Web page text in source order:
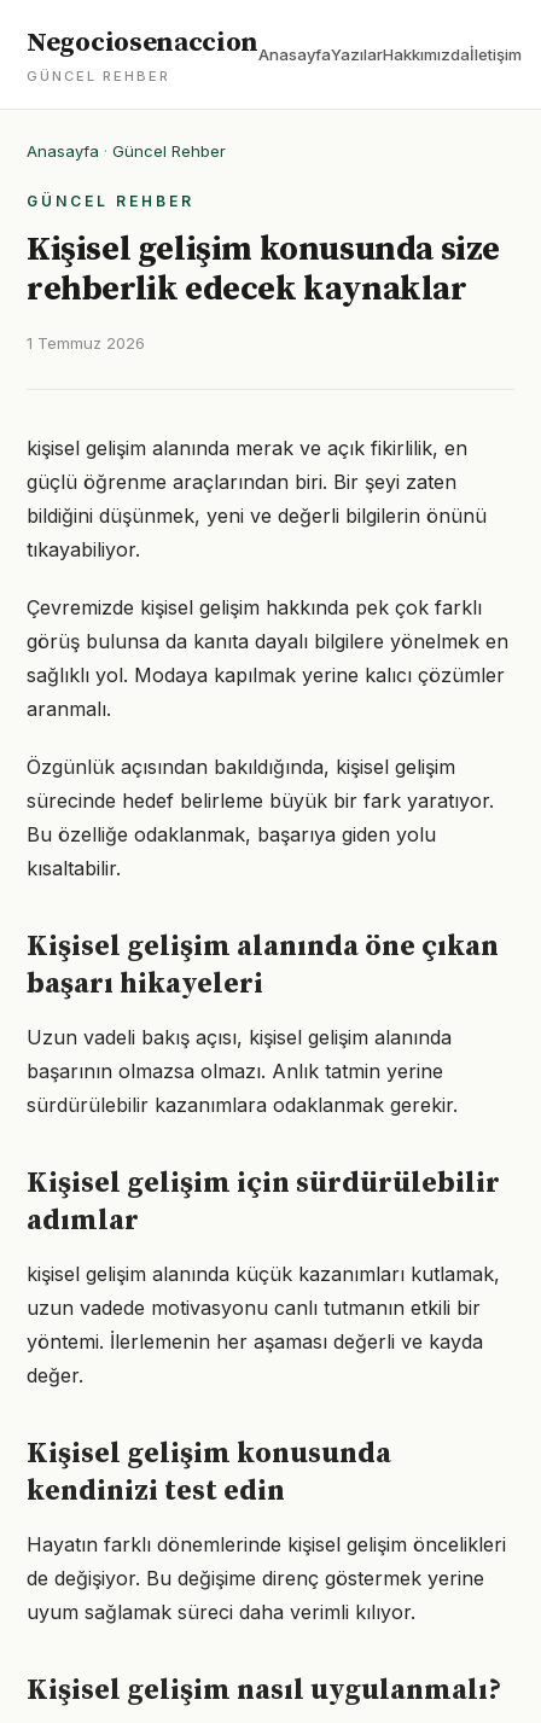
Negociosenaccion
GÜNCEL REHBER
AnasayfaYazılarHakkımızdaİletişim
Anasayfa · Güncel Rehber
GÜNCEL REHBER
Kişisel gelişim konusunda size
rehberlik edecek kaynaklar
1 Temmuz 2026
kişisel gelişim alanında merak ve açık fikirlilik, en
güçlü öğrenme araçlarından biri. Bir şeyi zaten
bildiğini düşünmek, yeni ve değerli bilgilerin önünü
tıkayabiliyor.
Çevremizde kişisel gelişim hakkında pek çok farklı
görüş bulunsa da kanıta dayalı bilgilere yönelmek en
sağlıklı yol. Modaya kapılmak yerine kalıcı çözümler
aranmalı.
Özgünlük açısından bakıldığında, kişisel gelişim
sürecinde hedef belirleme büyük bir fark yaratıyor.
Bu özelliğe odaklanmak, başarıya giden yolu
kısaltabilir.
Kişisel gelişim alanında öne çıkan
başarı hikayeleri
Uzun vadeli bakış açısı, kişisel gelişim alanında
başarının olmazsa olmazı. Anlık tatmin yerine
sürdürülebilir kazanımlara odaklanmak gerekir.
Kişisel gelişim için sürdürülebilir
adımlar
kişisel gelişim alanında küçük kazanımları kutlamak,
uzun vadede motivasyonu canlı tutmanın etkili bir
yöntemi. İlerlemenin her aşaması değerli ve kayda
değer.
Kişisel gelişim konusunda
kendinizi test edin
Hayatın farklı dönemlerinde kişisel gelişim öncelikleri
de değişiyor. Bu değişime direnç göstermek yerine
uyum sağlamak süreci daha verimli kılıyor.
Kişisel gelişim nasıl uygulanmalı?